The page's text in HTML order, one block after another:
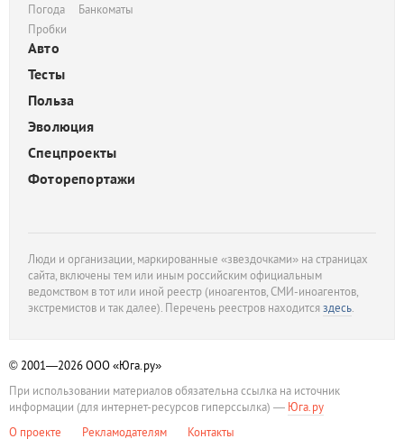
Погода
Пробки
Банкоматы
Авто
Тесты
Польза
Эволюция
Спецпроекты
Фоторепортажи
Люди и организации, маркированные «звездочками» на страницах
сайта, включены тем или иным российским официальным
ведомством в тот или иной реестр (иноагентов, СМИ-иноагентов,
экстремистов и так далее). Перечень реестров находитсяздесь.
© 2001—2026ООО «Юга.ру»
При использовании материалов обязательна ссылка на источник
информации (для интернет-ресурсов гиперссылка) — Юга.ру
О проекте
Рекламодателям Контакты